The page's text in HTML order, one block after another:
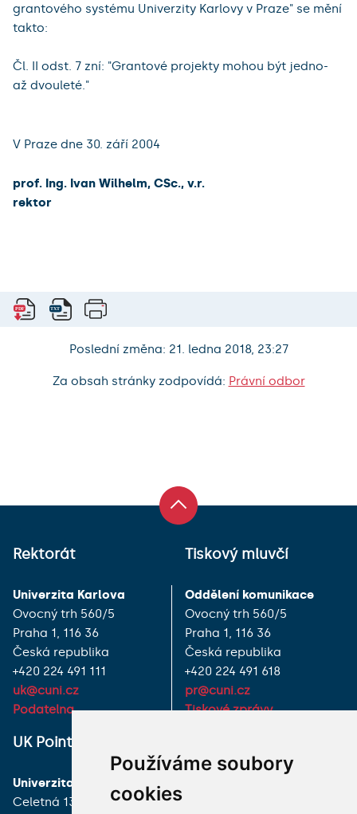
Používáme soubory
cookies
grantového systému Univerzity Karlovy v Praze" se mění
takto:
Čl. II odst. 7 zní: "Grantové projekty mohou být jedno-
až dvouleté."
V Praze dne 30. září 2004
prof. Ing. Ivan Wilhelm, CSc., v.r.
rektor
Poslední změna: 21. ledna 2018, 23:27
Za obsah stránky zodpovídá: Právní odbor
Rektorát
Univerzita Karlova
Ovocný trh 560/5
Praha 1, 116 36
Česká republika
+420 224 491 111
uk@cuni.cz
Podatelna
Tiskový mluvčí
Oddělení komunikace
Ovocný trh 560/5
Praha 1, 116 36
Česká republika
+420 224 491 618
pr@cuni.cz
Tiskové zprávy
UK Point
Univerzita Karlova
Celetná 13